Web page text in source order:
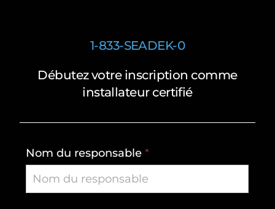
1-833-SEADEK-0
Débutezvotre inscription comme
installateurcertifié
Installateur
Certifié
Nom du responsable*